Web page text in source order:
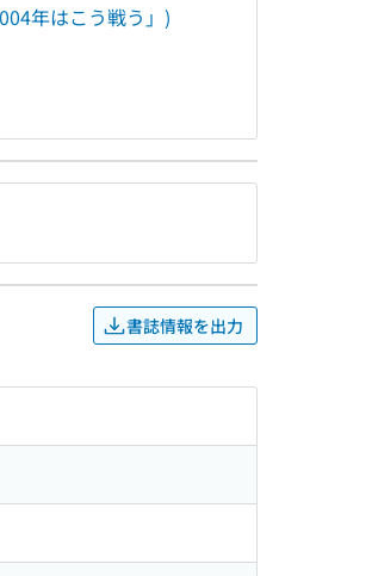
年はこう戦う」)
書誌情報を出力